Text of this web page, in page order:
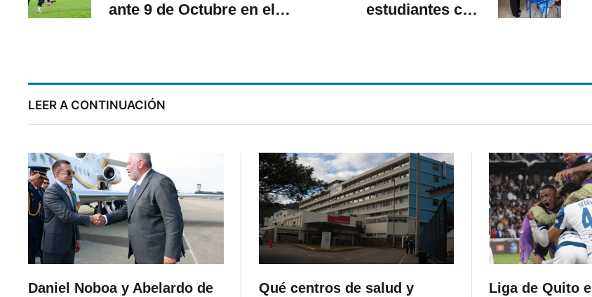
ante 9 de Octubre en el
estudiantes con
LEER A CONTINUACIÓN
Daniel Noboa y Abelardo de
Qué centros de salud y
Liga de Quito e